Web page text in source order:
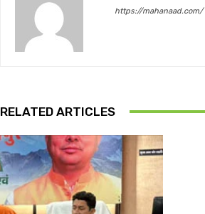
https://mahanaad.com/
RELATED ARTICLES